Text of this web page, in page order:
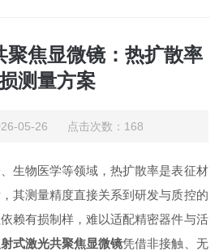
聚焦显微镜：热扩散率
测量方案
05-26 点击次数：168
物医学等领域，热扩散率是表征材
其测量精度直接关系到研发与质控的
赖有损制样，难以适配精密器件与活
式激光共聚焦显微镜凭借非接触、无